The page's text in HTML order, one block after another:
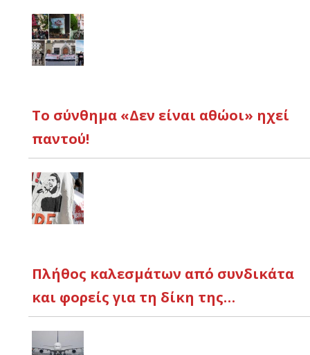
Το σύνθημα «Δεν είναι αθώοι» ηχεί
παντού!
Πλήθος καλεσμάτων από συνδικάτα
και φορείς για τη δίκη της…